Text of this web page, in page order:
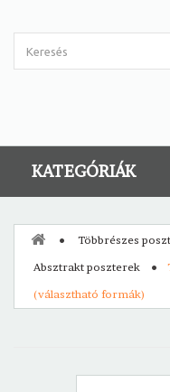
KATEGÓRIÁK
Többrészes
Absztrakt poszterek
(választható formák)